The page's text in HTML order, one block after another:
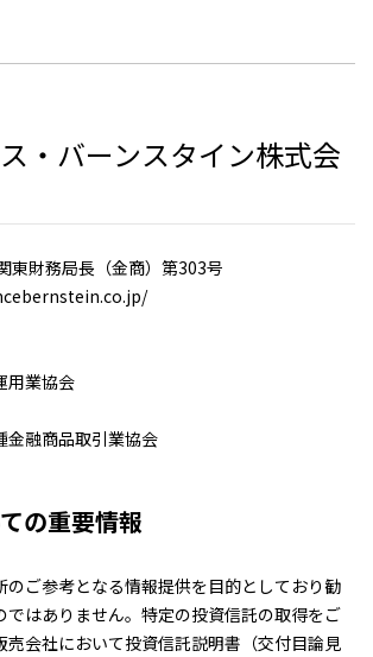
・バーンスタイン株式会
東財務局長（金商）第303号
用業協会
金融商品取引業協会
の重要情報
のご参考となる情報提供を目的としており勧
ではありません。特定の投資信託の取得をご
売会社において投資信託説明書（交付目論見